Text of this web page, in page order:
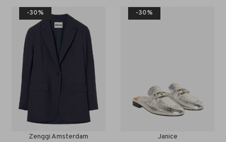
-30%
Zenggi Amsterdam
-30%
Janice